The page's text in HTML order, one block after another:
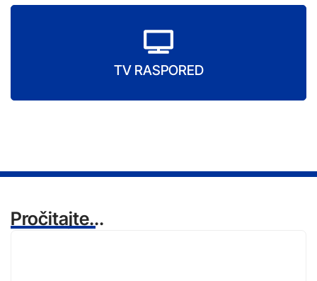
TV RASPORED
Pročitajte...